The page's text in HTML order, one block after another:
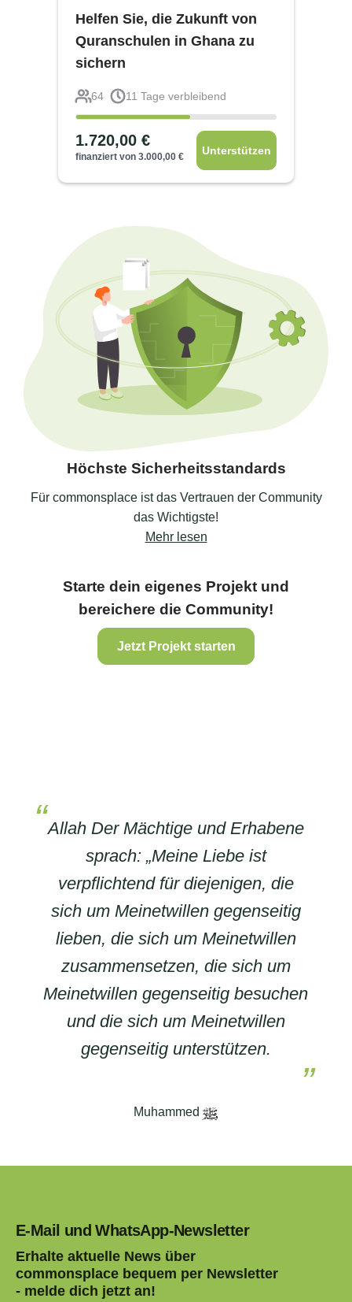
Helfen Sie, die Zukunft von
Quranschulen in Ghana zu
sichern
64 11 Tage verbleibend
1.720,00 €
finanziert von 3.000,00 € Unterstützen
Höchste Sicherheitsstandards
Für commonsplace ist das Vertrauen der Community
das Wichtigste!
Mehr lesen
Starte dein eigenes Projekt und
bereichere die Community!
Jetzt Projekt starten
Allah Der Mächtige und Erhabene
sprach: „Meine Liebe ist
verpflichtend für diejenigen, die
sich um Meinetwillen gegenseitig
lieben, die sich um Meinetwillen
zusammensetzen, die sich um
Meinetwillen gegenseitig besuchen
und die sich um Meinetwillen
gegenseitig unterstützen.
Muhammed
E-Mail und WhatsApp-Newsletter
Erhalte aktuelle News über
commonsplace bequem per Newsletter
- melde dich jetzt an!